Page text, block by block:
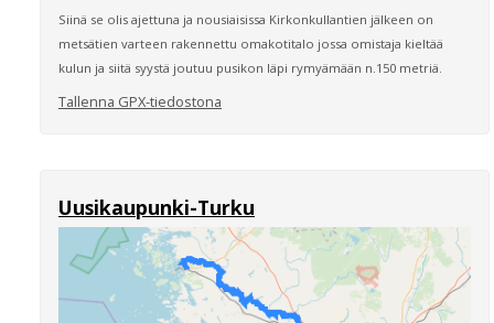
Siinä se olis ajettuna ja nousiaisissa Kirkonkullantien jälkeen on
metsätien varteen rakennettu omakotitalo jossa omistaja kieltää
kulun ja siitä syystä joutuu pusikon läpi rymyämään n.150 metriä.
Tallenna GPX-tiedostona
Uusikaupunki-Turku